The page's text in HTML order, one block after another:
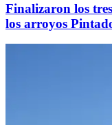
Finalizaron los
los arroyos